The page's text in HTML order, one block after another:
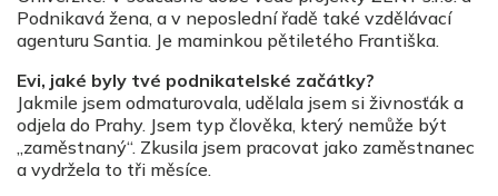
Podnikavá žena, a v neposlední řadě také vzdělávací
agenturu Santia. Je maminkou pětiletého Františka.
Evi, jaké byly tvé podnikatelské začátky?
Jakmile jsem odmaturovala, udělala jsem si živnosťák a
odjela do Prahy. Jsem typ člověka, který nemůže být
„zaměstnaný“. Zkusila jsem pracovat jako zaměstnanec
a vydržela to tři měsíce.